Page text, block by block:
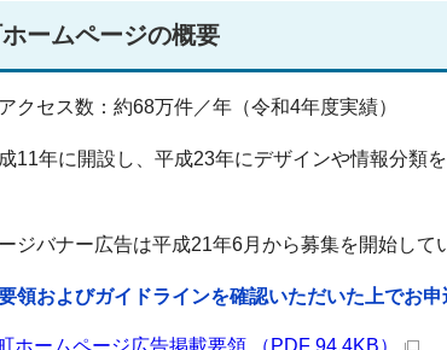
ームページの概要
クセス数：約68万件／年（令和4年度実績）
11年に開設し、平成23年にデザインや情報分類
ジバナー広告は平成21年6月から募集を開始して
領およびガイドラインを確認いただいた上でお申
ホームページ広告掲載要領 （PDF 94.4KB）